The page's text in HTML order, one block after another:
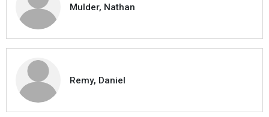
Mulder, Nathan
Remy, Daniel